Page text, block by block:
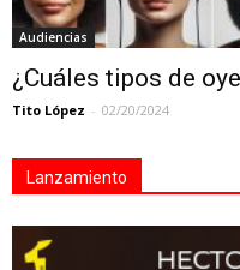
Audiencias
¿Cuáles tipos de
Tito López - 02/20/2024
Lanzamiento